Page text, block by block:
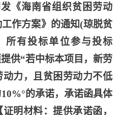
《海南省组织贫困劳动
作方案》的通知(琼脱贫
所有投标单位参与投标
供“若中标本项目，新劳
力，且贫困劳动力不低
的承诺，承诺函具体
明材料：提供承诺函，